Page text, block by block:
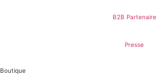
B2B Partenaire
Presse
Boutique